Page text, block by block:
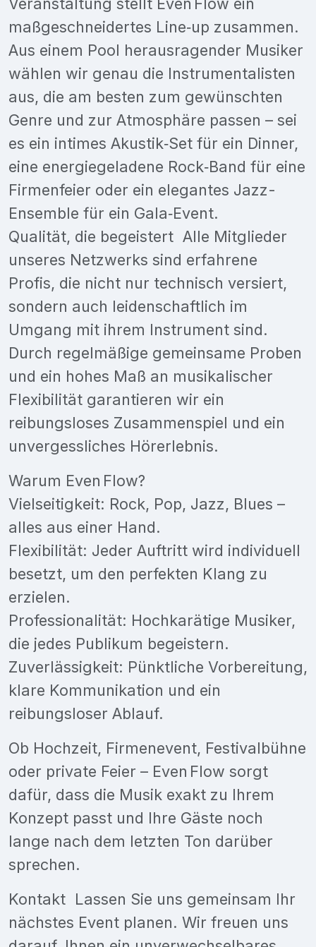
maßgeschneidertes Line‑up zusammen.
Aus einem Pool herausragender Musiker
wählen wir genau die Instrumentalisten
aus, die am besten zum gewünschten
Genre und zur Atmosphäre passen – sei
es ein intimes Akustik‑Set für ein Dinner,
eine energiegeladene Rock‑Band für eine
Firmenfeier oder ein elegantes Jazz-
Ensemble für ein Gala‑Event.
Qualität, die begeistert Alle Mitglieder
unseres Netzwerks sind erfahrene
Profis, die nicht nur technisch versiert,
sondern auch leidenschaftlich im
Umgang mit ihrem Instrument sind.
Durch regelmäßige gemeinsame Proben
und ein hohes Maß an musikalischer
Flexibilität garantieren wir ein
reibungsloses Zusammenspiel und ein
unvergessliches Hörerlebnis.
Warum Even Flow?
Vielseitigkeit: Rock, Pop, Jazz, Blues –
alles aus einer Hand.
Flexibilität: Jeder Auftritt wird individuell
besetzt, um den perfekten Klang zu
erzielen.
Professionalität: Hochkarätige Musiker,
die jedes Publikum begeistern.
Zuverlässigkeit: Pünktliche Vorbereitung,
klare Kommunikation und ein
reibungsloser Ablauf.
Ob Hochzeit, Firmenevent, Festivalbühne
oder private Feier – Even Flow sorgt
dafür, dass die Musik exakt zu Ihrem
Konzept passt und Ihre Gäste noch
lange nach dem letzten Ton darüber
sprechen.
Kontakt Lassen Sie uns gemeinsam Ihr
nächstes Event planen. Wir freuen uns